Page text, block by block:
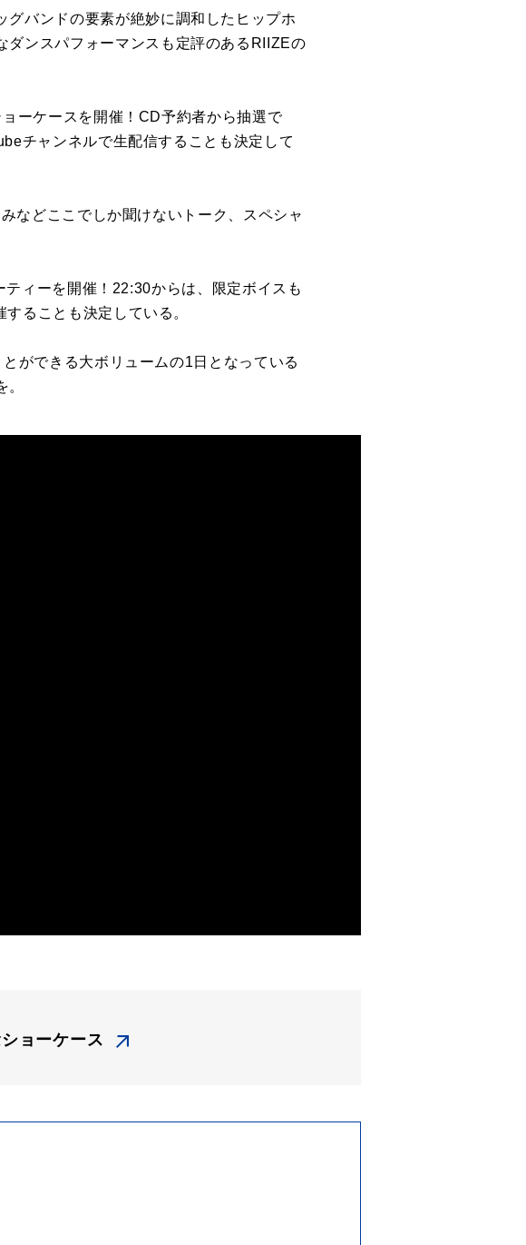
バンドの要素が絶妙に調和したヒップホ
ダンスパフォーマンスも定評のある RIIZEの
ーケースを開催！ CD予約者から抽選で
チャンネルで生配信することも決定して
などここでしか聞けないトーク、スペシャ
ィーを開催！ 22:30からは、限定ボイスも
することも決定している。
ができる大ボリュームの1 日となっている
ョーケース